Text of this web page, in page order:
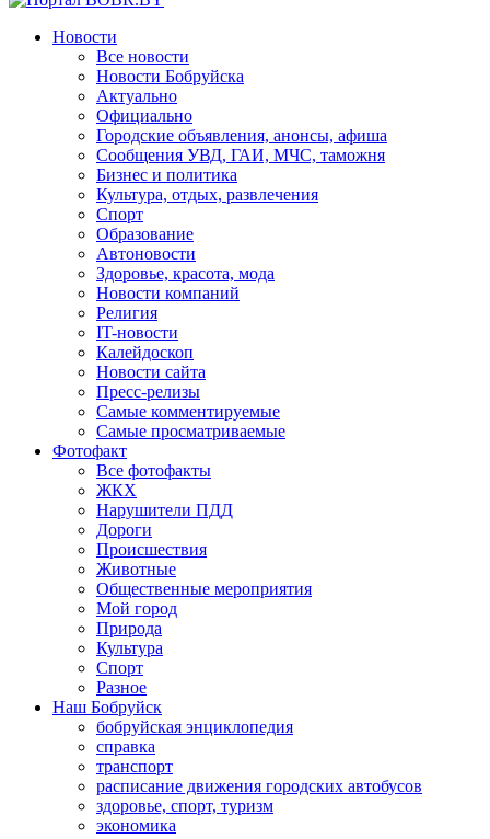
Новости
Все новости
Новости Бобруйска
Актуально
Официально
Городские объявления, анонсы, афиша
Сообщения УВД, ГАИ, МЧС, таможня
Бизнес и политика
Культура, отдых, развлечения
Спорт
Образование
Автоновости
Здоровье, красота, мода
Новости компаний
Религия
IT-новости
Калейдоскоп
Новости сайта
Пресс-релизы
Самые комментируемые
Самые просматриваемые
Фотофакт
Все фотофакты
ЖКХ
Нарушители ПДД
Дороги
Происшествия
Животные
Общественные мероприятия
Мой город
Природа
Культура
Спорт
Разное
Наш Бобруйск
бобруйская энциклопедия
справка
транспорт
расписание движения городских автобусов
здоровье, спорт, туризм
экономика